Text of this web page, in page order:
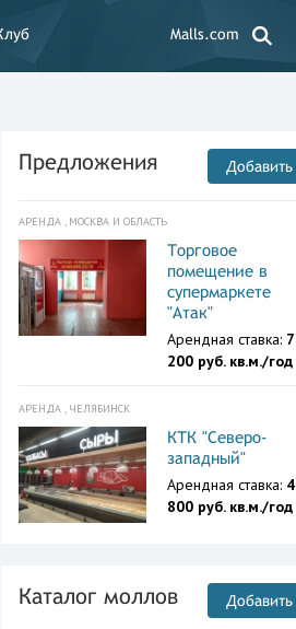
Malls.com
Предложения Добавить
АРЕНДА , МОСКВА И ОБЛАСТЬ
Торговое
помещение в
супермаркете
"Атак"
Арендная ставка: 7
200 руб. кв.м./год
АРЕНДА , ЧЕЛЯБИНСК
КТК "Северо-
западный"
Арендная ставка: 4
800 руб. кв.м./год
Каталог моллов Добавить